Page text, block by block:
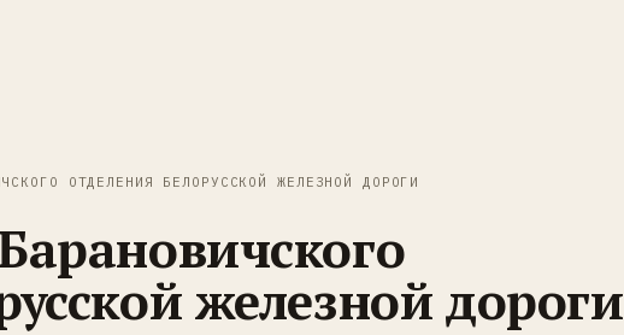
ОТДЕЛЕНИЯ БЕЛОРУССКОЙ ЖЕЛЕЗНОЙ ДОРОГИ
железной дороги